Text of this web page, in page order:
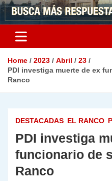
Home 2023 Abril
23
PDI investiga muerte de ex
Ranco
DESTACADAS EL RANCO
PDI investiga
funcionario de
Ranco